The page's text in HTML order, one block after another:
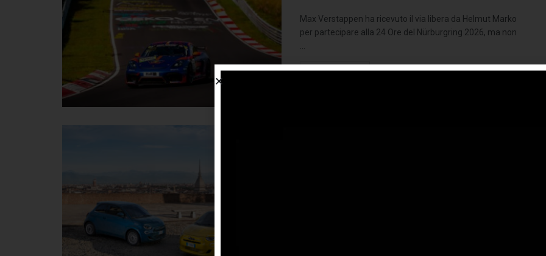
Max Verstappen ha ricevuto il via libera da Helmut Marko
per partecipare alla 24 Ore del Nürburgring 2026, ma non
LEGGI TUTTO